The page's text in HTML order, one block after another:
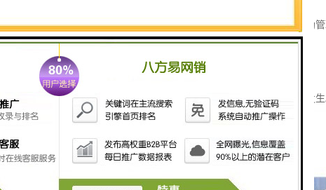
作数据进行分析和统计，提供工作效率、负载情况等方面的数据，帮助
视化界面，操作简单易懂，方便操作人员进行监控和控制。
常具有高度的安全性能，能够确保吊钩的稳定运行，防止意外事故的发生